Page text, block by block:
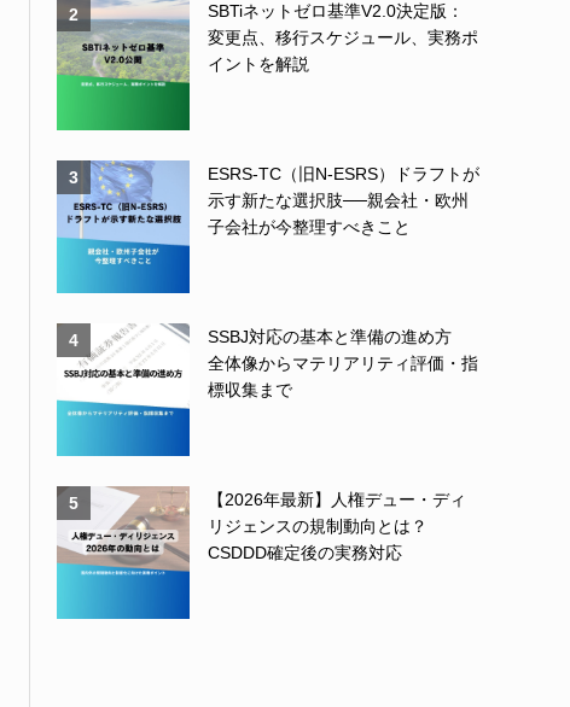
2
SBTiネットゼロ基準V2.0決定版：
変更点、移行スケジュール、実務ポ
イントを解説
3
ESRS-TC（旧N-ESRS）ドラフトが
示す新たな選択肢──親会社・欧州
子会社が今整理すべきこと
4
SSBJ対応の基本と準備の進め方
全体像からマテリアリティ評価・指
標収集まで
5
【2026年最新】人権デュー・ディ
リジェンスの規制動向とは？
CSDDD確定後の実務対応